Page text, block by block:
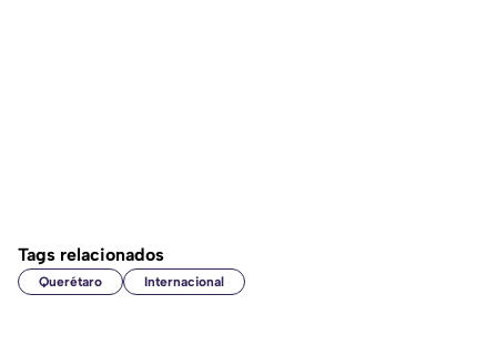
Tags relacionados
Querétaro Internacional